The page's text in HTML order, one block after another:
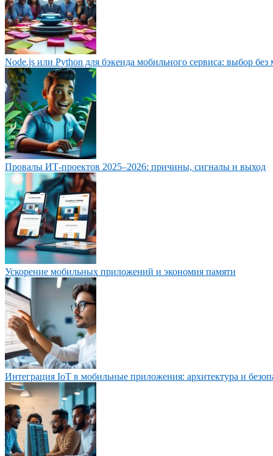
Node.js или Python для бэкенда мобильного сервиса: выбор без
Провалы ИТ‑проектов 2025–2026: причины, сигналы и выход
Ускорение мобильных приложений и экономия памяти
Интеграция IoT в мобильные приложения: архитектура и